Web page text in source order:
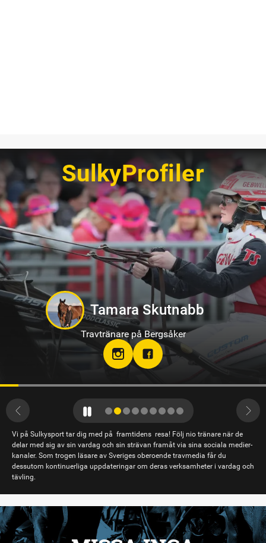
SulkyProfiler
Tamara Skutnabb
Travtränare på Bergsåker
Vi på Sulkysport tar dig med på framtidens resa! Följ nio tränare när de
delar med sig av sin vardag och sin strävan framåt via sina sociala medier-
kanaler. Som trogen läsare av Sveriges oberoende travmedia får du
dessutom kontinuerliga uppdateringar om deras verksamheter i vardag och
tävling.